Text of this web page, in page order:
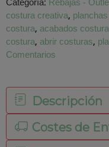
Categoría: Rebajas -
costura creativa
costura acabados costura
costura abrir costuras
Comentarios
Descripción
Costes de